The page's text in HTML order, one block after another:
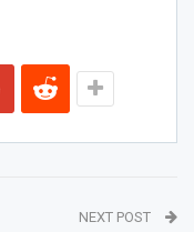
NEXT POST